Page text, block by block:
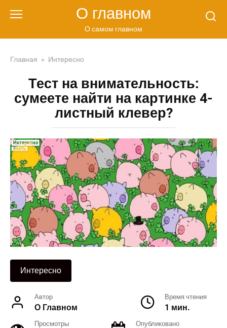
О главном
О самом главном
Главная » Интересно
Тест на внимательность:
сумеете найти на картинке 4-
листный клевер?
Интересно
Автор
О Главном
Время чтения
1 мин.
Просмотры Опубликовано